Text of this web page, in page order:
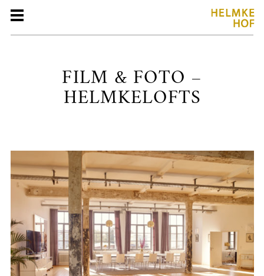
Skip
content
Helmkehof
Helmkehof
FILM & FOTO –
HELMKELOFTS